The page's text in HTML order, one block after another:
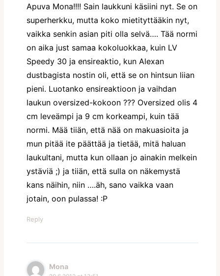
Apuva Mona!!!! Sain laukkuni käsiini nyt. Se on
superherkku, mutta koko mietityttääkin nyt,
vaikka senkin asian piti olla selvä…. Tää normi
on aika just samaa kokoluokkaa, kuin LV
Speedy 30 ja ensireaktio, kun Alexan
dustbagista nostin oli, että se on hintsun liian
pieni. Luotanko ensireaktioon ja vaihdan
laukun oversized-kokoon ??? Oversized olis 4
cm leveämpi ja 9 cm korkeampi, kuin tää
normi. Mää tiiän, että nää on makuasioita ja
mun pitää ite päättää ja tietää, mitä haluan
laukultani, mutta kun ollaan jo ainakin melkein
ystäviä ;) ja tiiän, että sulla on näkemystä
kans näihin, niin ….äh, sano vaikka vaan
jotain, oon pulassa! :P
Reply
Mona